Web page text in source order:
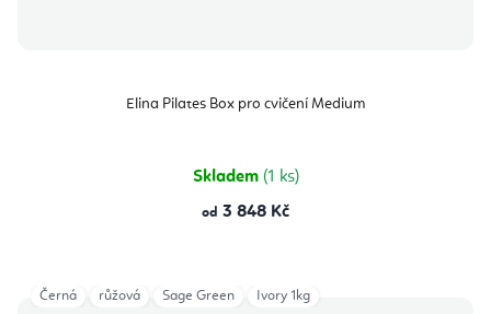
Elina Pilates Box pro cvičení Medium
Skladem (1 ks)
od 3 848 Kč
Černá růžová Sage Green Ivory 1kg